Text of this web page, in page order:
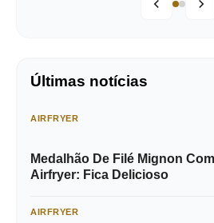
Últimas notícias
AIRFRYER
Medalhão De Filé Mignon
Airfryer: Fica Delicioso
AIRFRYER